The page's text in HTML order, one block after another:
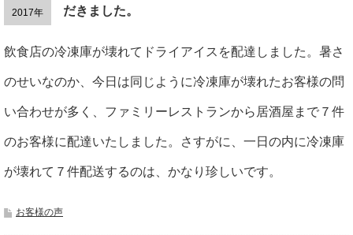
2017年
だきました。
飲食店の冷凍庫が壊れてドライアイスを配達しました。暑さ
のせいなのか、今日は同じように冷凍庫が壊れたお客様の問
い合わせが多く、ファミリーレストランから居酒屋まで７件
のお客様に配達いたしました。さすがに、一日の内に冷凍庫
が壊れて７件配送するのは、かなり珍しいです。
お客様の声